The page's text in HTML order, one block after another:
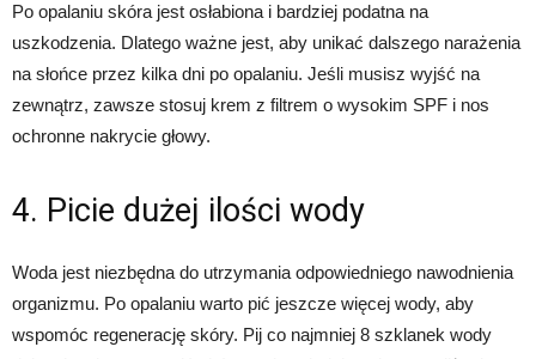
Po opalaniu skóra jest osłabiona i bardziej podatna na
uszkodzenia. Dlatego ważne jest, aby unikać dalszego narażenia
na słońce przez kilka dni po opalaniu. Jeśli musisz wyjść na
zewnątrz, zawsze stosuj krem z filtrem o wysokim SPF i nos
ochronne nakrycie głowy.
4. Picie dużej ilości wody
Woda jest niezbędna do utrzymania odpowiedniego nawodnienia
organizmu. Po opalaniu warto pić jeszcze więcej wody, aby
wspomóc regenerację skóry. Pij co najmniej 8 szklanek wody